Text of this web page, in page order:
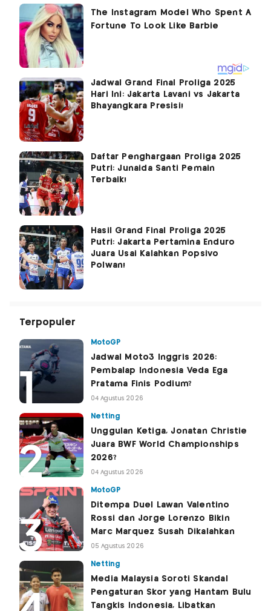
Jadwal Grand Final Proliga 2025
Hari Ini: Jakarta Lavani vs Jakarta
Bhayangkara Presisi!
Daftar Penghargaan Proliga 2025
Putri: Junaida Santi Pemain
Terbaik!
Hasil Grand Final Proliga 2025
Putri: Jakarta Pertamina Enduro
Juara Usai Kalahkan Popsivo
Polwan!
Terpopuler
MotoGP
Jadwal Moto3 Inggris 2026:
Pembalap Indonesia Veda Ega
Pratama Finis Podium?
04 Agustus 2026
Netting
Unggulan Ketiga, Jonatan Christie
Juara BWF World Championships
2026?
04 Agustus 2026
MotoGP
Ditempa Duel Lawan Valentino
Rossi dan Jorge Lorenzo Bikin
Marc Marquez Susah Dikalahkan
05 Agustus 2026
Netting
Media Malaysia Soroti Skandal
Pengaturan Skor yang Hantam Bulu
Tangkis Indonesia, Libatkan